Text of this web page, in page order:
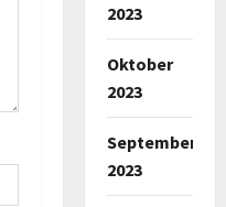
2023
Oktober
2023
September
2023